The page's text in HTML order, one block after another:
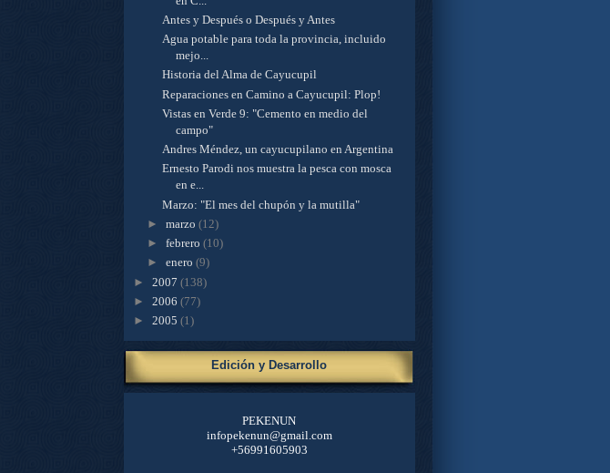
Antes y Después o Después y Antes
Agua potable para toda la provincia, incluido
mejo...
Historia del Alma de Cayucupil
Reparaciones en Camino a Cayucupil: Plop!
Vistas en Verde 9: "Cemento en medio del
campo"
Andres Méndez, un cayucupilano en Argentina
Ernesto Parodi nos muestra la pesca con mosca
en e...
Marzo: "El mes del chupón y la mutilla"
►marzo(12)
►febrero(10)
►enero(9)
► 2007 (138)
► 2006 (77)
► 2005 (1)
Edición y Desarrollo
PEKENUN
infopekenun@gmail.com
+56991605903